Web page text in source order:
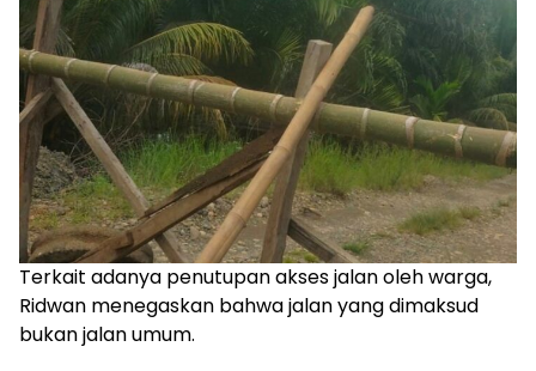
Terkait adanya penutupan akses jalan oleh warga,
Ridwan menegaskan bahwa jalan yang dimaksud
bukan jalan umum.